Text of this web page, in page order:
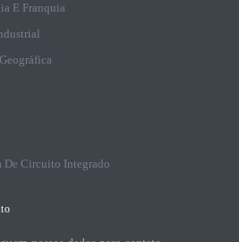
E Franquia
De Circuito Integrado